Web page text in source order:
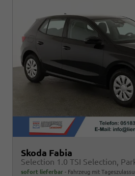
Skoda Fabia
sofort lieferbar Fahrzeug mit